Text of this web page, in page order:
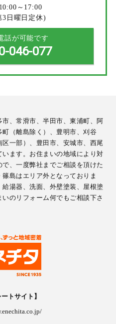
～17:00
3日曜日定休)
話が可能です
046-077
、常滑市、半田市、東浦町、阿
（離島除く）、豊明市、刈谷
一部）、豊田市、安城市、西尾
ます。お住まいの地域により対
、一度弊社までご相談を頂けた
島はエリア外となっておりま
湯器、洗面、外壁塗装、屋根塗
のリフォーム何でもご相談下さ
トサイト】